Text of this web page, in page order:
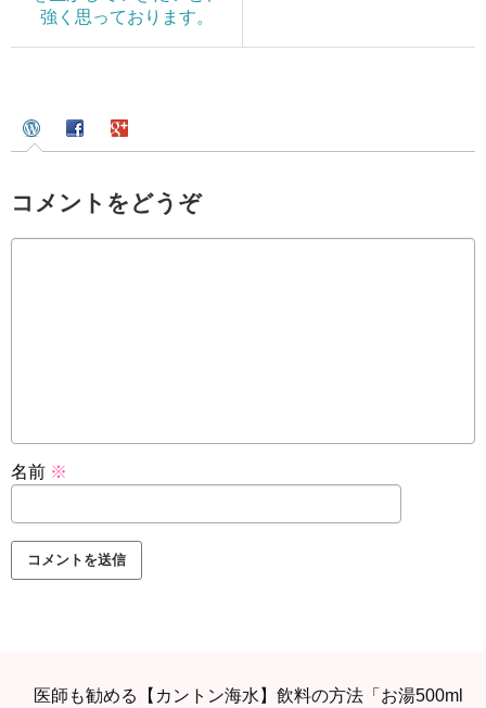
強く思っております。
コメントをどうぞ
名前 ※
医師も勧める【カントン海水】飲料の方法「お湯500ml